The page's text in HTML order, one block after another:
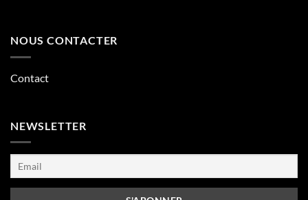
NOUS CONTACTER
Contact
NEWSLETTER